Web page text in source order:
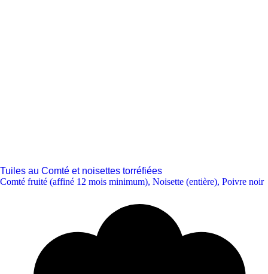
Tuiles au Comté et noisettes torréfiées
Comté fruité (affiné 12 mois minimum), Noisette (entière), Poivre noir